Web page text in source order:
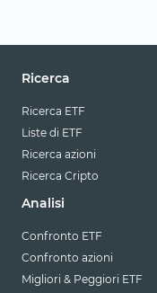
Ricerca
Ricerca ETF
Liste di ETF
Ricerca azioni
Ricerca Cripto
Analisi
Confronto ETF
Confronto azioni
Migliori & Peggiori ETF